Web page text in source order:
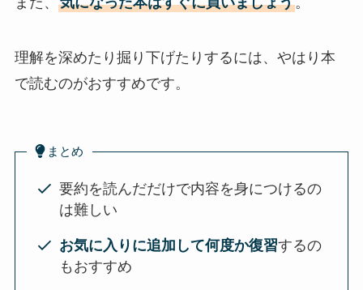
理解を深めたり掘り下げたりするには、やはり本
で読むのがおすすめです。
まとめ
要約を読んだだけで内容を身につけるの
は難しい
お気に入りに追加して何度か復習するの
もおすすめ